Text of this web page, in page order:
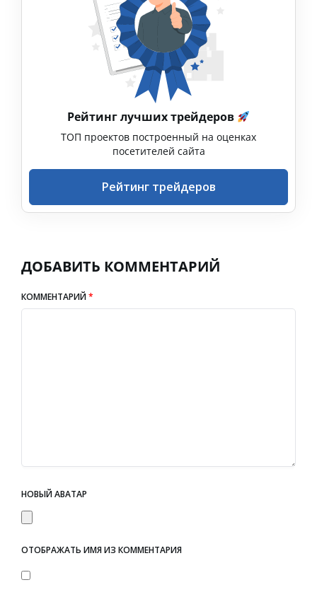
Рейтинг лучших трейдеров
ТОП проектов построенный на оценках
посетителей сайта
Рейтинг трейдеров
ДОБАВИТЬ КОММЕНТАРИЙ
КОММЕНТАРИЙ*
НОВЫЙ АВАТАР
ОТОБРАЖАТЬ ИМЯ ИЗ КОММЕНТАРИЯ